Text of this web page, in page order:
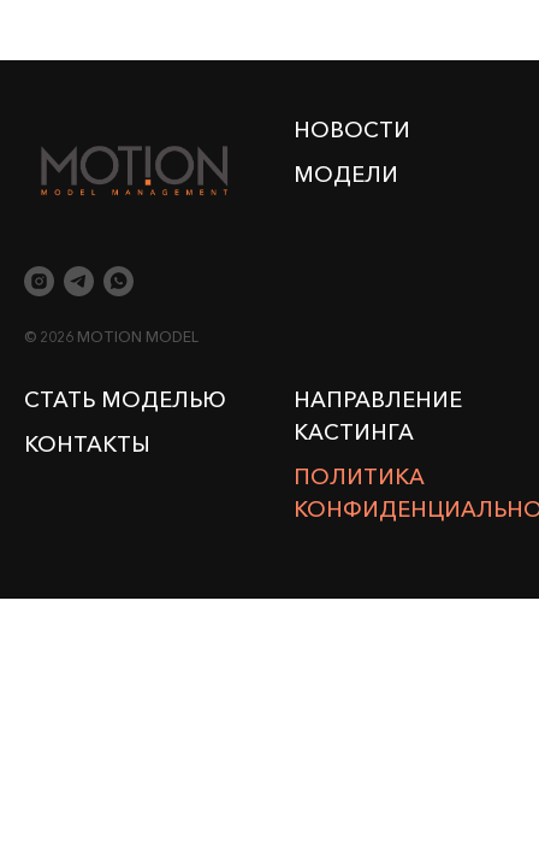
© 2026 MOTION MODEL
НОВОСТИ
МОДЕЛИ
СТАТЬ МОДЕЛЬЮ
КОНТАКТЫ
НАПРАВЛЕНИЕ
КАСТИНГА
ПОЛИТИКА